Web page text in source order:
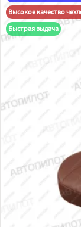
Высокое качество
Быстрая выдача